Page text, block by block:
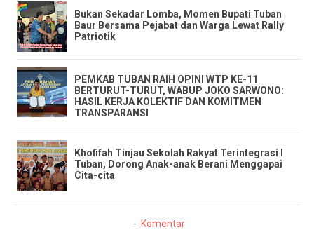
Bukan Sekadar Lomba, Momen Bupati Tuban
Baur Bersama Pejabat dan Warga Lewat Rally
Patriotik
PEMKAB TUBAN RAIH OPINI WTP KE-11
BERTURUT-TURUT, WABUP JOKO SARWONO:
HASIL KERJA KOLEKTIF DAN KOMITMEN
TRANSPARANSI
Khofifah Tinjau Sekolah Rakyat Terintegrasi I
Tuban, Dorong Anak-anak Berani Menggapai
Cita-cita
Komentar